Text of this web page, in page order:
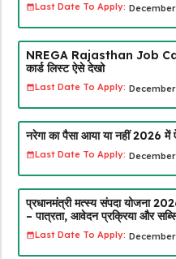
Last Date To Apply:
NREGA Rajasthan Job
कार्ड लिस्ट ऐसे देखो
Last Date To Apply:
नरेगा का पैसा आया या नहीं 2026
Last Date To Apply:
प्रधानमंत्री मत्स्य संपदा योजना
– पात्रता, आवेदन प्रक्रिया और
Last Date To Apply: